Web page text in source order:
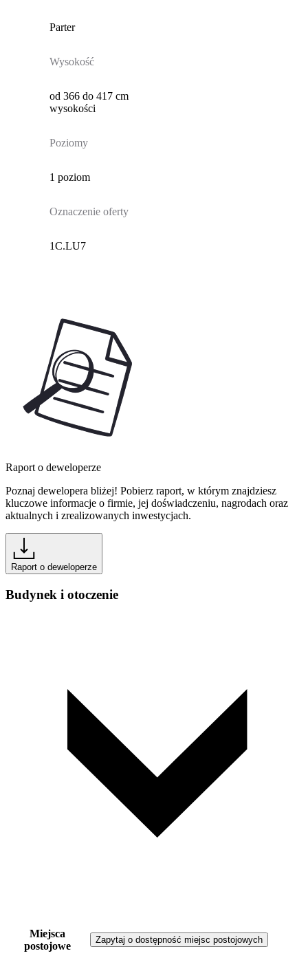
Parter
Wysokość
od 366 do 417 cm
wysokości
Poziomy
1 poziom
Oznaczenie oferty
1C.LU7
Raport o deweloperze
Poznaj dewelopera bliżej! Pobierz raport, w którym znajdziesz
kluczowe informacje o firmie, jej doświadczeniu, nagrodach oraz
aktualnych i zrealizowanych inwestycjach.
Raport o deweloperze
Budynek i otoczenie
Miejsca
postojowe
Zapytaj o dostępność miejsc postojowych